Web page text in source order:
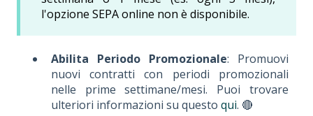
l'opzione SEPA online non è disponibile.
Abilita Periodo Promozionale: Promuovi
nuovi contratti con periodi promozionali
nelle prime settimane/mesi. Puoi trovare
ulteriori informazioni su questo qui. 🔴